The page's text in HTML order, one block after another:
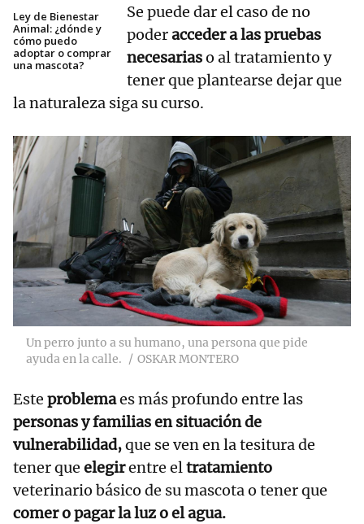
Ley de Bienestar
Animal: ¿dónde y
cómo puedo
adoptar o comprar
una mascota?
Se puede dar el caso de no
poderacceder a las pruebas
necesariaso al tratamiento y
tener que plantearse dejar que
la naturaleza siga su curso.
Un perro junto a su humano, una persona que pide
ayuda en la calle.
OSKAR MONTERO
Este problemaes más profundo entre las
personas y familias en situación de
vulnerabilidad,que se ven en la tesitura de
tener que elegirentre eltratamiento
veterinario básico de su mascota o tener que
comer o pagar la luz o el agua.